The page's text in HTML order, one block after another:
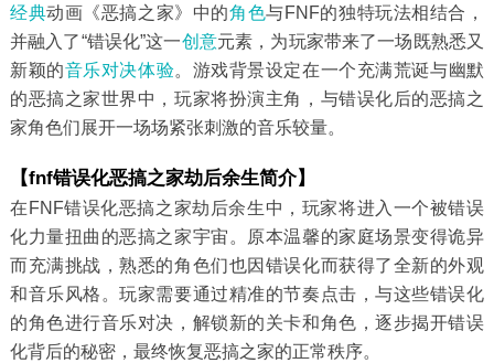
经典动画《恶搞之家》中的角色与FNF的独特玩法相结合，
并融入了“错误化”这一创意元素，为玩家带来了一场既熟悉又
新颖的音乐对决体验。游戏背景设定在一个充满荒诞与幽默
的恶搞之家世界中，玩家将扮演主角，与错误化后的恶搞之
家角色们展开一场场紧张刺激的音乐较量。
【fnf错误化恶搞之家劫后余生简介】
在FNF错误化恶搞之家劫后余生中，玩家将进入一个被错误
化力量扭曲的恶搞之家宇宙。原本温馨的家庭场景变得诡异
而充满挑战，熟悉的角色们也因错误化而获得了全新的外观
和音乐风格。玩家需要通过精准的节奏点击，与这些错误化
的角色进行音乐对决，解锁新的关卡和角色，逐步揭开错误
化背后的秘密，最终恢复恶搞之家的正常秩序。